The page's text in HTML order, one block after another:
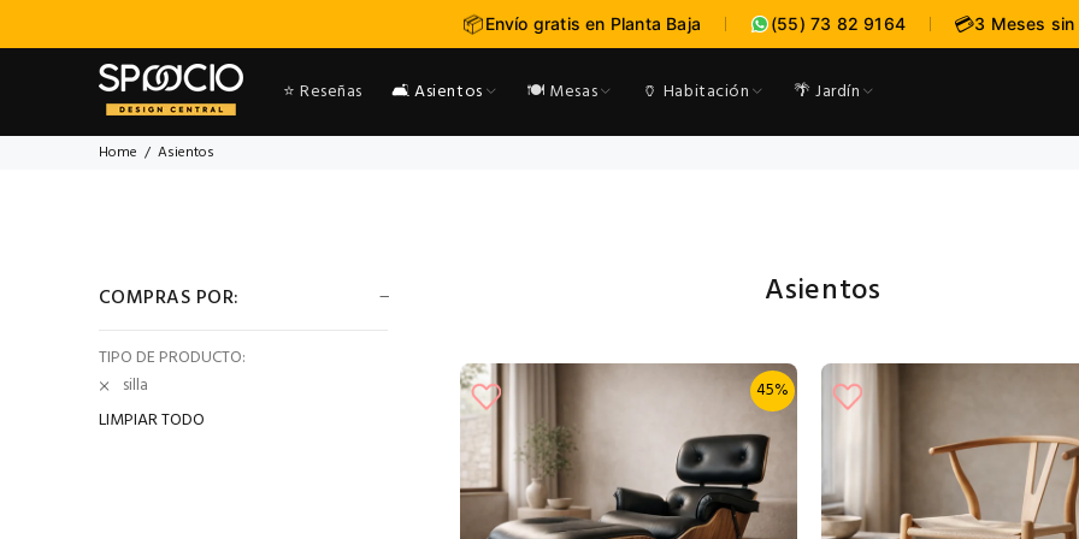
expira en -- : -- :
📦Envío gratis en Planta Baja (55) 73 82 9164 💳3 Meses sin
⭐ Reseñas 🛋️ Asientos 🍽️ Mesas 🏺 Habitación 🌴 Jardín
Home Asientos
COMPRAS POR:
TIPO DE PRODUCTO:
silla
LIMPIAR TODO
Asientos
45%